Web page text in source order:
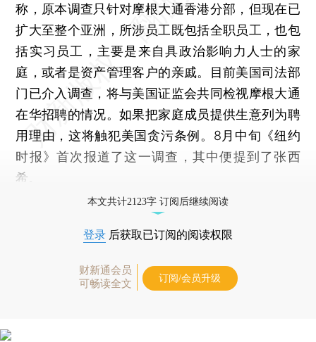
称，原本调查只针对摩根大通香港分部，但现在已
扩大至整个亚洲，所涉员工既包括全职员工，也包
括实习员工，主要是来自具政治影响力人士的家
庭，或者是资产管理客户的亲戚。目前美国司法部
门已介入调查，将与美国证监会共同检视摩根大通
在华招聘的情况。如果把家庭成员提供生意列为聘
用理由，这将触犯美国贪污条例。8月中旬《纽约
时报》首次报道了这一调查，其中便提到了张西
希。
本文共计2123字 订阅后继续阅读
登录 后获取已订阅的阅读权限
财新通会员
可畅读全文
订阅/会员升级